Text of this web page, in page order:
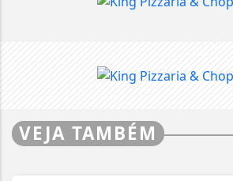
VEJA TAMBÉM